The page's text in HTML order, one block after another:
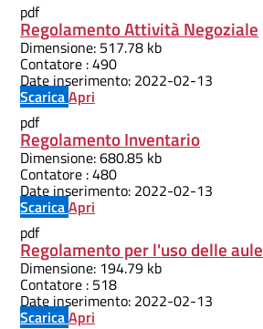
pdf
Regolamento Attività Negoziale
Dimensione: 517.78 kb
Contatore :490
Date inserimento: 2022-02-13
ScaricaApri
pdf
Regolamento Inventario
Dimensione:680.85 kb
Contatore :480
Date inserimento: 2022-02-13
ScaricaApri
pdf
Regolamento per l'uso delle aule
Dimensione: 194.79 kb
Contatore : 518
Date inserimento: 2022-02-13
ScaricaApri